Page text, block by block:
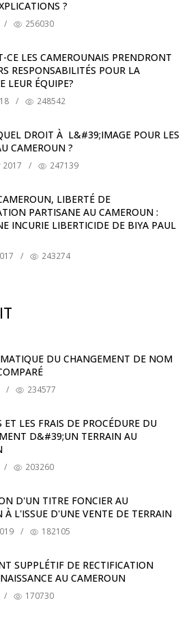
?
/ 256030
CE LES CAMEROUNAIS PRENDRONT
RESPONSABILITÉS POUR LA
LEUR ÉQUIPE?
/ 248542
DROIT À L&#39;IMAGE POUR LES
CAMEROUN ?
2017 / 247139
LIBERTÉ DE
PARTISANE AU CAMEROUN :
INCURIE LIBERTICIDE DE BIYA PAUL
/ 243274
DU CHANGEMENT DE NOM
/ 234577
ET LES FRAIS DE PROCÉDURE DU
D&#39;UN TERRAIN AU
/ 203260
D'UN TITRE FONCIER AU
À L'ISSUE D'UNE VENTE DE TERRAIN
/ 182105
SUPPLÉTIF DE RECTIFICATION
AU CAMEROUN
/ 170730